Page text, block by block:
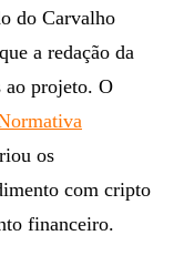
do Carvalho
a redação da
ao projeto. O
os
com cripto
financeiro.